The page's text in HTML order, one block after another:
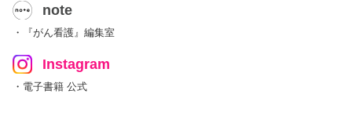
note
・『がん看護』編集室
Instagram
・電子書籍 公式